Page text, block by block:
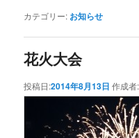
カテゴリー: お知らせ
花火大会
投稿日:2014年8月13日 作成者: